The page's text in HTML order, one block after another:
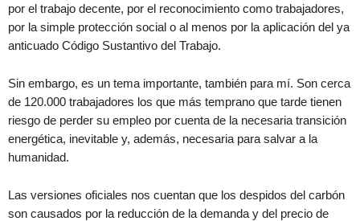
por el trabajo decente, por el reconocimiento como trabajadores,
por la simple protección social o al menos por la aplicación del ya
anticuado Código Sustantivo del Trabajo.
Sin embargo, es un tema importante, también para mí. Son cerca
de 120.000 trabajadores los que más temprano que tarde tienen
riesgo de perder su empleo por cuenta de la necesaria transición
energética, inevitable y, además, necesaria para salvar a la
humanidad.
Las versiones oficiales nos cuentan que los despidos del carbón
son causados por la reducción de la demanda y del precio de